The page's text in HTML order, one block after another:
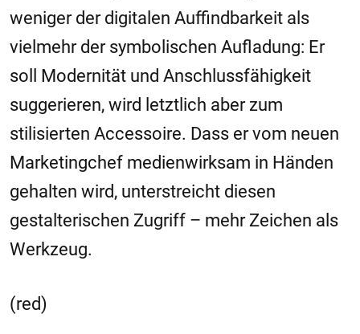
weniger der digitalen Auffindbarkeit als
vielmehr der symbolischen Aufladung: Er
soll Modernität und Anschlussfähigkeit
suggerieren, wird letztlich aber zum
stilisierten Accessoire. Dass er vom neuen
Marketingchef medienwirksam in Händen
gehalten wird, unterstreicht diesen
gestalterischen Zugriff – mehr Zeichen als
Werkzeug.
(red)